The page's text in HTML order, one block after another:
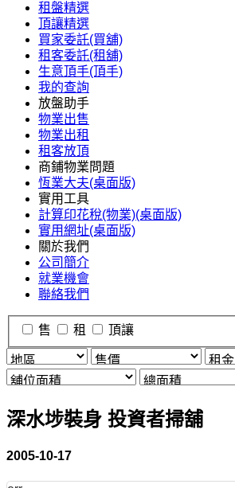
租盤精選
頂讓精選
買家委託(買舖)
租客委託(租舖)
生意頂手(頂手)
我的查詢
放盤助手
物業出售
物業出租
租客放頂
商鋪物業問題
恆業大夫(桌面版)
實用工具
計算印花稅(物業)(桌面版)
實用網址(桌面版)
關於我們
公司簡介
就業機會
聯絡我們
售 租 頂讓
深水埗裝身 投資者掃舖
2005-10-17